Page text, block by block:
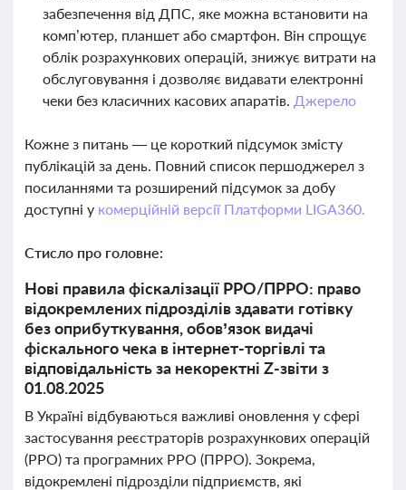
забезпечення від ДПС, яке можна встановити на
комп’ютер, планшет або смартфон. Він спрощує
облік розрахункових операцій, знижує витрати на
обслуговування і дозволяє видавати електронні
чеки без класичних касових апаратів. Джерело
Кожне з питань — це короткий підсумок змісту
публікацій за день. Повний список першоджерел з
посиланнями та розширений підсумок за добу
доступні у комерційній версії Платформи LIGA360.
Стисло про головне:
Нові правила фіскалізації РРО/ПРРО: право
відокремлених підрозділів здавати готівку
без оприбуткування, обов’язок видачі
фіскального чека в інтернет-торгівлі та
відповідальність за некоректні Z-звіти з
01.08.2025
В Україні відбуваються важливі оновлення у сфері
застосування реєстраторів розрахункових операцій
(РРО) та програмних РРО (ПРРО). Зокрема,
відокремлені підрозділи підприємств, які